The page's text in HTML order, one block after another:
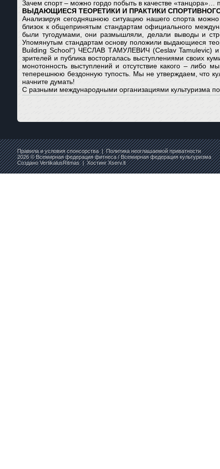
Зачем спорт – можно гордо побыть в качестве
ВЫДАЮЩИЕСЯ ТЕОРЕТИКИ И ПРАКТИКИ
Анализируя сегодняшнюю ситуацию нашего спорта можно
близок к общепринятым стандартам официального
были тугодумами, они размышляли, делали выводы и
Упомянутым стандартам основу положили выдающиеся
Building School“) ЧЕСЛАВ ТАМУЛЕВИЧ (Ceslav Tamulevic)
зрителей и публика восторгалась выступлениями своих
монотонность выступлений и отсутствие какого – либо
теперешнюю бездонную тупость. Мы не утверждаем, что
начните думать!
С разными международными организациями культуризма
Правила и условия спонсорства|Политика неоглашаемой приватности
2026 © Всемирная федерация фитнеса / Всемирная федерация культуризма
СозданоVertikalusRitmas| ХостингXserv.lt